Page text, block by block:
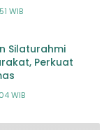
WIB
Silaturahmi
Perkuat
WIB